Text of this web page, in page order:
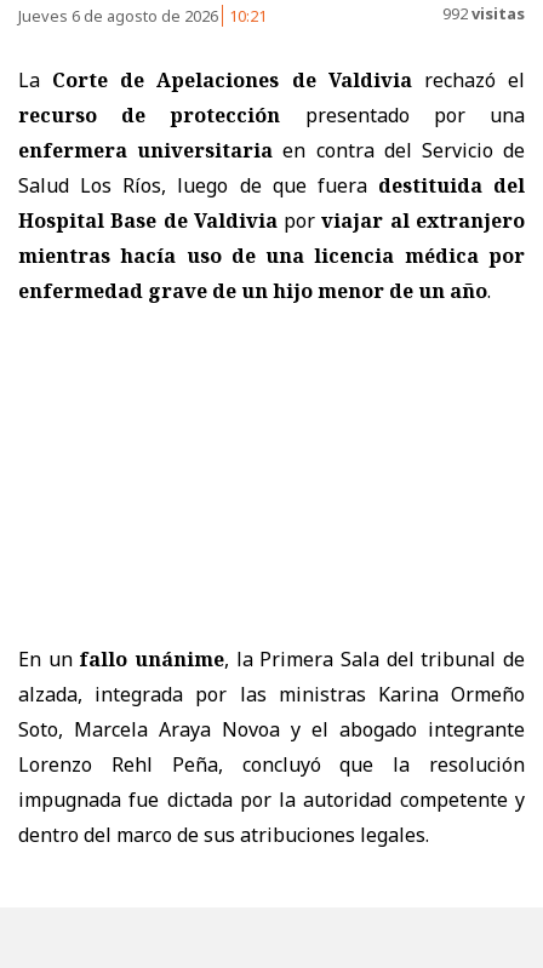
Jueves 6 de agosto de 2026 10:21 992visitas
La Corte de Apelaciones de Valdiviarechazó el
recurso de protección presentado por una
enfermera universitaria en contra del Servicio de
Salud Los Ríos, luego de que fuera destituida del
Hospital Base de Valdiviaporviajar al extranjero
mientras hacía uso de una licencia médica por
enfermedad grave de un hijo menor de un año.
En un fallo unánime, la Primera Sala del tribunal de
alzada, integrada por las ministras Karina Ormeño
Soto, Marcela Araya Novoa y el abogado integrante
Lorenzo Rehl Peña, concluyó que la resolución
impugnadafue dictada por la autoridad competente y
dentro del marco de sus atribuciones legales.